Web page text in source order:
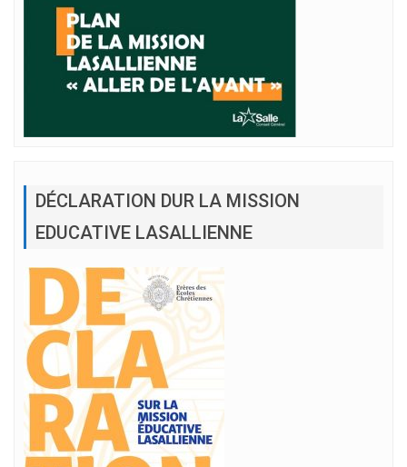
DÉCLARATION DUR LA MISSION
EDUCATIVE LASALLIENNE